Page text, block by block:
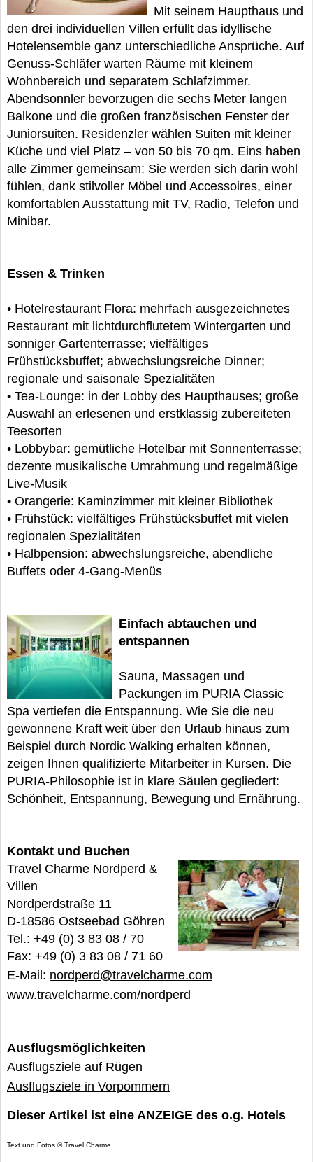
Mit seinem Haupthaus und
den drei individuellen Villen erfüllt das idyllische
Hotelensemble ganz unterschiedliche Ansprüche. Auf
Genuss-Schläfer warten Räume mit kleinem
Wohnbereich und separatem Schlafzimmer.
Abendsonnler bevorzugen die sechs Meter langen
Balkone und die großen französischen Fenster der
Juniorsuiten. Residenzler wählen Suiten mit kleiner
Küche und viel Platz – von 50 bis 70 qm. Eins haben
alle Zimmer gemeinsam: Sie werden sich darin wohl
fühlen, dank stilvoller Möbel und Accessoires, einer
komfortablen Ausstattung mit TV, Radio, Telefon und
Minibar.
Essen & Trinken
• Hotelrestaurant Flora: mehrfach ausgezeichnetes
Restaurant mit lichtdurchflutetem Wintergarten und
sonniger Gartenterrasse; vielfältiges
Frühstücksbuffet; abwechslungsreiche Dinner;
regionale und saisonale Spezialitäten
• Tea-Lounge: in der Lobby des Haupthauses; große
Auswahl an erlesenen und erstklassig zubereiteten
Teesorten
• Lobbybar: gemütliche Hotelbar mit Sonnenterrasse;
dezente musikalische Umrahmung und regelmäßige
Live-Musik
• Orangerie: Kaminzimmer mit kleiner Bibliothek
• Frühstück: vielfältiges Frühstücksbuffet mit vielen
regionalen Spezialitäten
• Halbpension: abwechslungsreiche, abendliche
Buffets oder 4-Gang-Menüs
Einfach abtauchen und
entspannen
Sauna, Massagen und
Packungen im PURIA Classic
Spa vertiefen die Entspannung. Wie Sie die neu
gewonnene Kraft weit über den Urlaub hinaus zum
Beispiel durch Nordic Walking erhalten können,
zeigen Ihnen qualifizierte Mitarbeiter in Kursen. Die
PURIA-Philosophie ist in klare Säulen gegliedert:
Schönheit, Entspannung, Bewegung und Ernährung.
Kontakt und Buchen
Travel Charme Nordperd &
Villen
Nordperdstraße 11
D-18586 Ostseebad Göhren
Tel.: +49 (0) 3 83 08 / 70
Fax: +49 (0) 3 83 08 / 71 60
E-Mail: nordperd@travelcharme.com
www.travelcharme.com/nordperd
Ausflugsmöglichkeiten
Ausflugsziele auf Rügen
Ausflugsziele in Vorpommern
Dieser Artikel ist eine ANZEIGE des o.g. Hotels
Text und Fotos © Travel Charme